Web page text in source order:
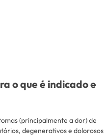
o que é indicado e
(principalmente a dor) de
degenerativos e dolorosos